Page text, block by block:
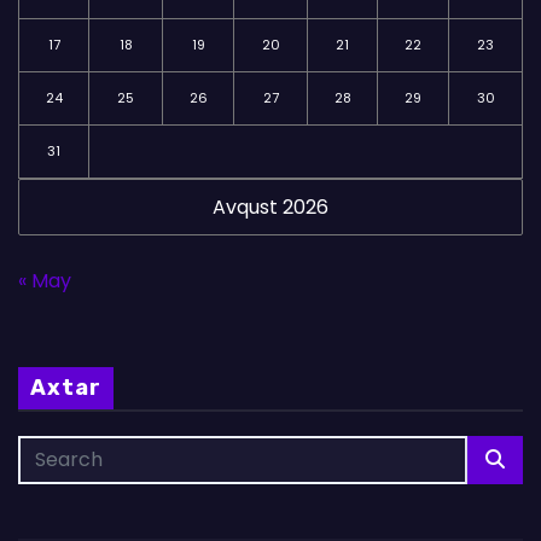
Avqust 2026
17 18 19 20 21 22 23
24 25 26 27 28 29 30
31
« May
Axtar